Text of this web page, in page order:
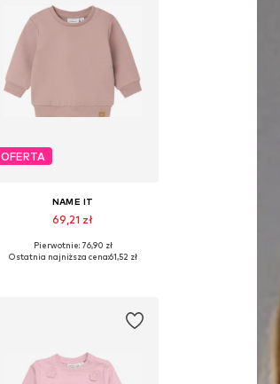
OFERTA
NAME IT
69,21 zł
Pierwotnie: 76,90 zł
Ostatnia najniższa cena:61,52 zł